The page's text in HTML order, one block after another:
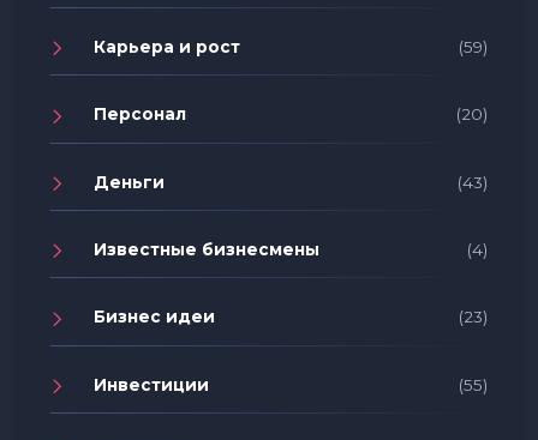
Карьера и рост (59)
Персонал (20)
Деньги (43)
Известные бизнесмены (4)
Бизнес идеи (23)
Инвестиции (55)